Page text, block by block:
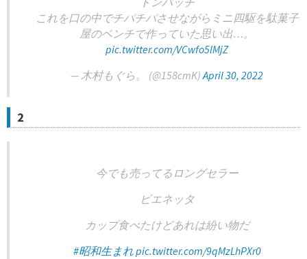
これを口の中でチパチパさせながらミニ四駆を駄菓子
屋のベンチで作っていた思い出…。
pic.twitter.com/VCwfo5lMjZ
— 木村もぐら。 (@158cmK)April 30, 2022
2
今でも売ってるロングセラー
ビエネッタ
カップ食べたけどあれは紛い物だ
#昭和生まれpic.twitter.com/9qMzLhPXr0